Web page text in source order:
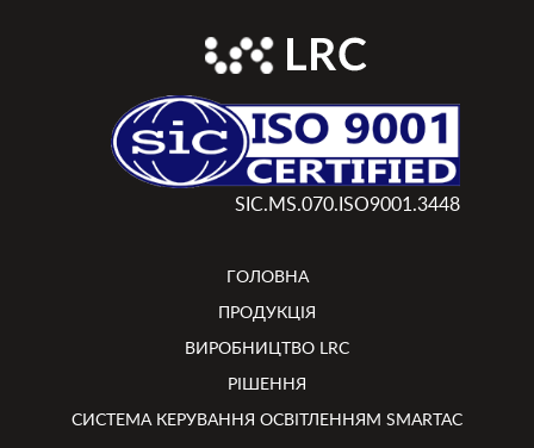
SIC.MS.070.ISO9001.3448
ГОЛОВНА
ПРОДУКЦІЯ
ВИРОБНИЦТВО LRC
РІШЕННЯ
СИСТЕМА КЕРУВАННЯ ОСВІТЛЕННЯМ SMARTAC